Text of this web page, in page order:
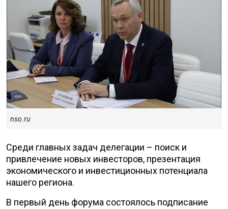
nso.ru
Среди главных задач делегации – поиск и
привлечение новых инвесторов, презентация
экономического и инвестиционных потенциала
нашего региона.
В первый день форума состоялось подписание